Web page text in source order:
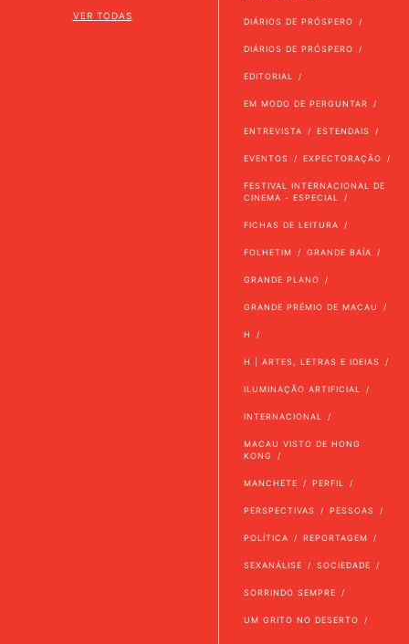
VER TODAS
DIÁRIOS DE PRÓSPERO
DIÁRIOS DE PRÓSPERO
EDITORIAL
EM MODO DE PERGUNTAR
ENTREVISTA ESTENDAIS
EVENTOS EXPECTORAÇÃO
FESTIVAL INTERNACIONAL DE
CINEMA - ESPECIAL
FICHAS DE LEITURA
FOLHETIM GRANDE BAÍA
GRANDE PLANO
GRANDE PRÉMIO DE MACAU
H
H | ARTES, LETRAS E IDEIAS
ILUMINAÇÃO ARTIFICIAL
INTERNACIONAL
MACAU VISTO DE HONG
KONG
MANCHETE PERFIL
PERSPECTIVAS PESSOAS
POLÍTICA REPORTAGEM
SEXANÁLISE SOCIEDADE
SORRINDO SEMPRE
UM GRITO NO DESERTO